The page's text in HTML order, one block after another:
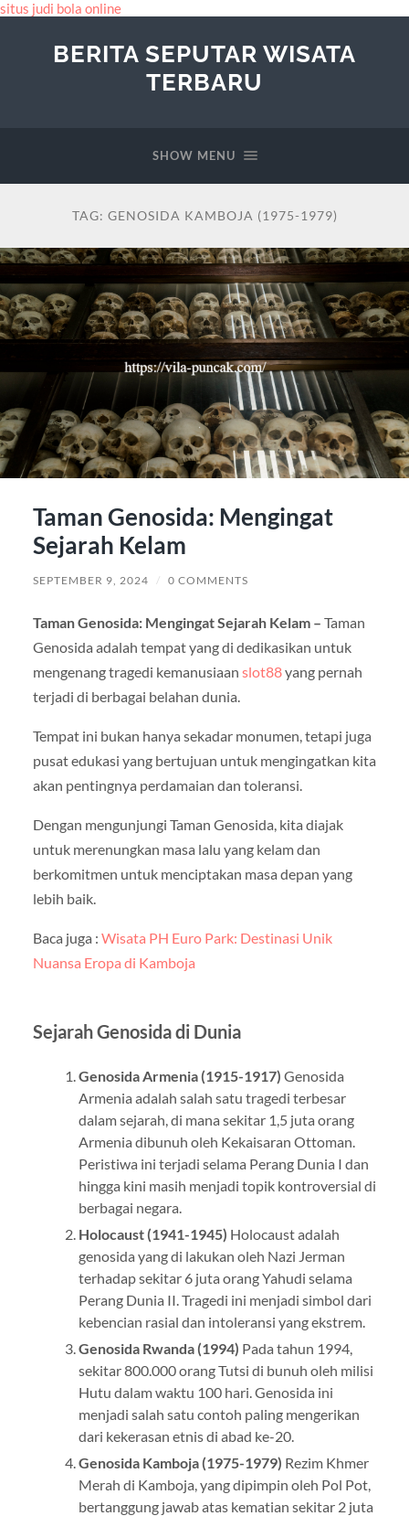
situs judi bola online
BERITA SEPUTAR WISATA
TERBARU
SHOW MENU
TAG: GENOSIDA KAMBOJA (1975-1979)
Taman Genosida: Mengingat
Sejarah Kelam
SEPTEMBER 9, 2024 / 0 COMMENTS
Taman Genosida: Mengingat Sejarah Kelam – Taman
Genosida adalah tempat yang di dedikasikan untuk
mengenang tragedi kemanusiaan slot88yang pernah
terjadi di berbagai belahan dunia.
Tempat ini bukan hanya sekadar monumen, tetapi juga
pusat edukasi yang bertujuan untuk mengingatkan kita
akan pentingnya perdamaian dan toleransi.
Dengan mengunjungi Taman Genosida, kita diajak
untuk merenungkan masa lalu yang kelam dan
berkomitmen untuk menciptakan masa depan yang
lebih baik.
Baca juga : Wisata PH Euro Park: Destinasi Unik
Nuansa Eropa di Kamboja
Sejarah Genosida di Dunia
Genosida Armenia (1915-1917) Genosida
Armenia adalah salah satu tragedi terbesar
dalam sejarah, di mana sekitar 1,5 juta orang
Armenia dibunuh oleh Kekaisaran Ottoman.
Peristiwa ini terjadi selama Perang Dunia I dan
hingga kini masih menjadi topik kontroversial di
berbagai negara.
Holocaust (1941-1945) Holocaust adalah
genosida yang di lakukan oleh Nazi Jerman
terhadap sekitar 6 juta orang Yahudi selama
Perang Dunia II. Tragedi ini menjadi simbol dari
kebencian rasial dan intoleransi yang ekstrem.
Genosida Rwanda (1994) Pada tahun 1994,
sekitar 800.000 orang Tutsi di bunuh oleh milisi
Hutu dalam waktu 100 hari. Genosida ini
menjadi salah satu contoh paling mengerikan
dari kekerasan etnis di abad ke-20.
Genosida Kamboja (1975-1979) Rezim Khmer
Merah di Kamboja, yang dipimpin oleh Pol Pot,
bertanggung jawab atas kematian sekitar 2 juta